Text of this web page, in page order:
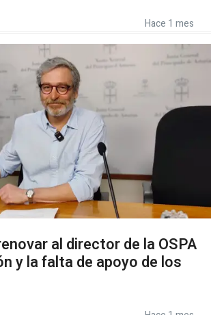
Hace 1 mes
al director de la OSPA
y la falta de apoyo de los